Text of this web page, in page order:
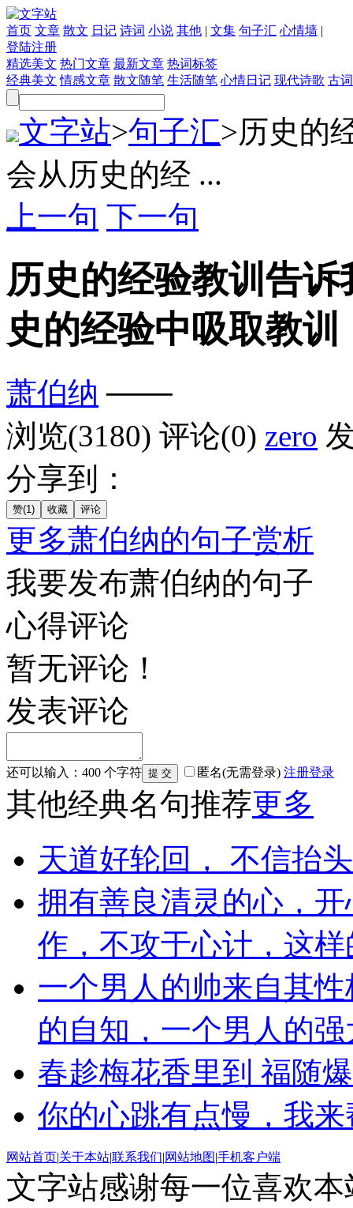
首页 文章 散文 日记 诗词 小说 其他 | 文集 句子汇 心情墙 |
登陆注册
精选美文 热门文章 最新文章 热词标签
经典美文 情感文章 散文随笔 生活随笔 心情日记 现代诗歌 古
文字站>句子汇>历史的
会从历史的经 ...
上一句 下一句
历史的经验教训告
史的经验中吸取教训
萧伯纳 ───
浏览(3180) 评论(0) zero
分享到：
更多萧伯纳的句子赏析
我要发布萧伯纳的句子
心得评论
暂无评论！
发表评论
还可以输入： 400 个字符 匿名(无需登录) 注册登录
其他经典名句推荐更多
天道好轮回， 不信抬
拥有善良清灵的心，
作，不攻于心计，这
一个男人的帅来自其
的自知，一个男人的
春趁梅花香里到 福随
你的心跳有点慢，我
网站首页|关于本站|联系我们|网站地图|手机客户端
文字站感谢每一位喜欢